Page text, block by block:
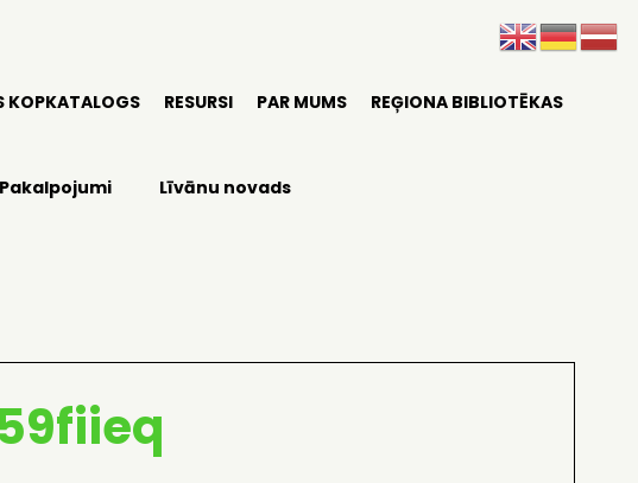
KOPKATALOGS RESURSI PAR MUMS REĢIONA BIBLIOTĒKAS
Pakalpojumi Līvānu novads